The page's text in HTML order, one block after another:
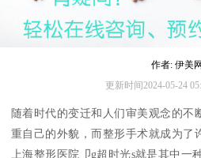
作者: 伊美网
更新时间2024-05-24
随着时代的变迁和人们审美观念的不
重自己的外貌，而整形手术就成为了
上海整形医院卩g超时光s就是其中一